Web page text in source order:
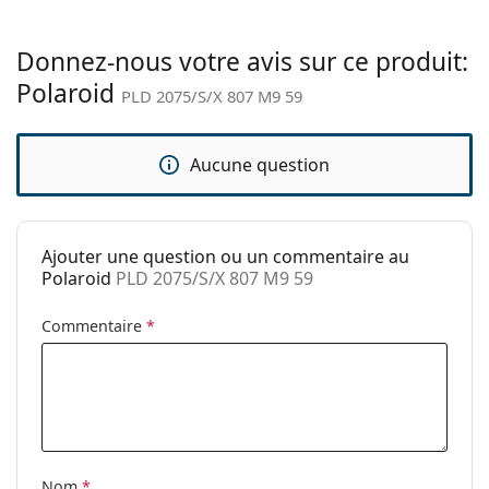
nettoyage:
Autres
Lunettes de soleil
Marque:
Polaroid
Code:
PLD 2075/S/X 807 M9 59
Donnez-nous votre avis sur ce produit:
Polaroid PLD 2075/S/X 807 M9 59
Aucune question
Ajouter une question ou un commentaire au
Polaroid PLD 2075/S/X 807 M9 59
Commentaire *